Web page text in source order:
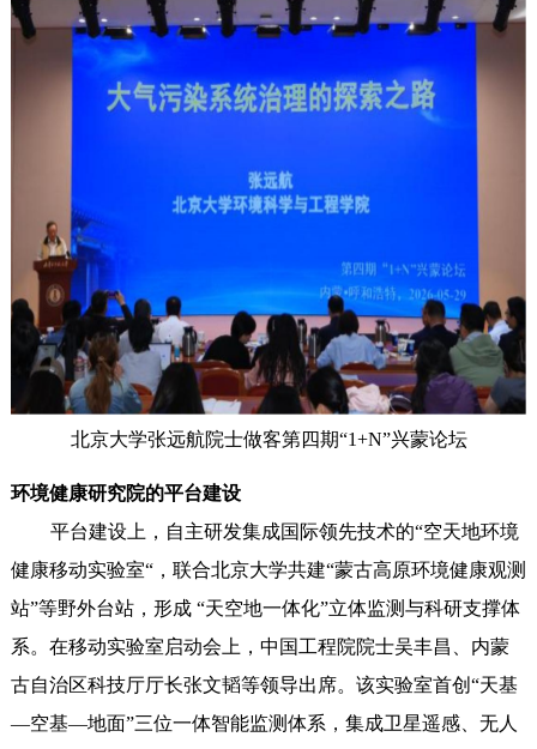
北京大学张远航院士做客第四期“1+N”兴蒙论坛
环境健康研究院的平台建设
平台建设上，自主研发集成国际领先技术的“空天地环境
健康移动实验室“，联合北京大学共建“蒙古高原环境健康观测
站”等野外台站，形成 “天空地一体化”立体监测与科研支撑体
系。在移动实验室启动会上，中国工程院院士吴丰昌、内蒙
古自治区科技厅厅长张文韬等领导出席。该实验室首创“天基
—空基—地面”三位一体智能监测体系，集成卫星遥感、无人